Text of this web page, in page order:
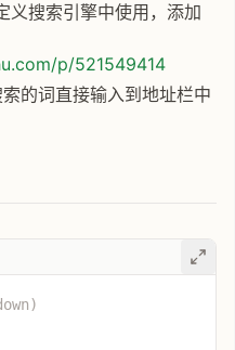
义搜索引擎中使用，添加
p/521549414
的词直接输入到地址栏中